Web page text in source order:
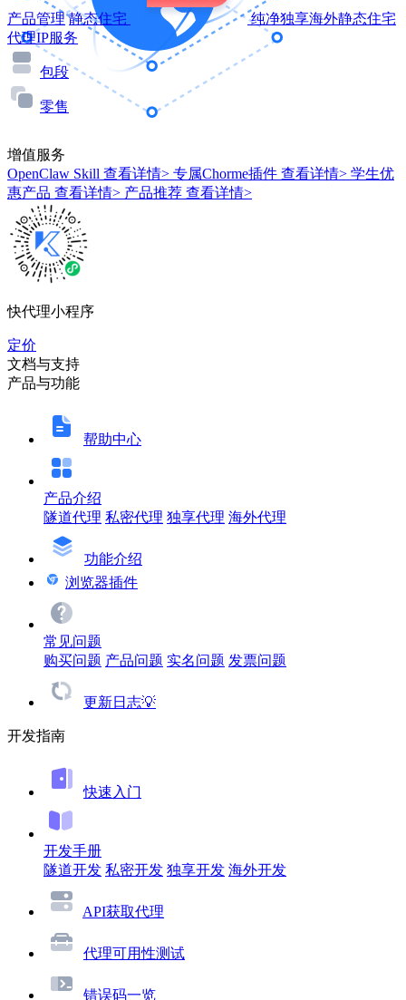
产品管理 静态住宅
纯净独享海外静态住宅
代理IP服务
包段
零售
增值服务
OpenClaw Skill 查看详情> 专属Chorme插件 查看详情> 学生优
惠产品 查看详情> 产品推荐 查看详情>
快代理小程序
定价
文档与支持
产品与功能
帮助中心
产品介绍
隧道代理 私密代理 独享代理 海外代理
功能介绍
浏览器插件
常见问题
购买问题 产品问题 实名问题 发票问题
更新日志💡
开发指南
快速入门
开发手册
隧道开发 私密开发 独享开发 海外开发
API获取代理
代理可用性测试
错误码一览